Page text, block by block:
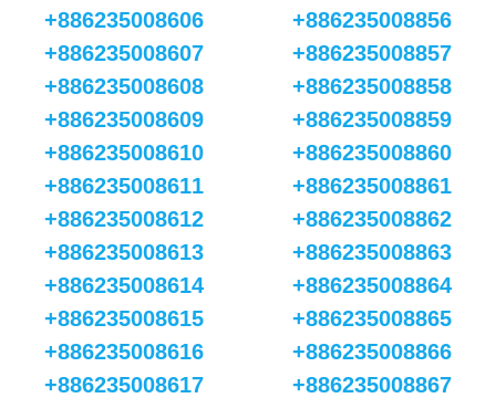
+886235008606
+886235008607
+886235008608
+886235008609
+886235008610
+886235008611
+886235008612
+886235008613
+886235008614
+886235008615
+886235008616
+886235008617
+886235008856
+886235008857
+886235008858
+886235008859
+886235008860
+886235008861
+886235008862
+886235008863
+886235008864
+886235008865
+886235008866
+886235008867